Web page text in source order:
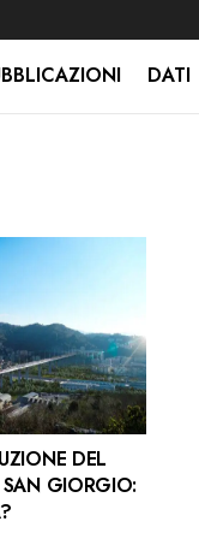
DATI
DEL
SAN GIORGIO: